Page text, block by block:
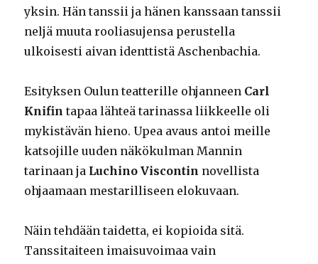
yksin. Hän tanssii ja hänen kanssaan tanssii
neljä muuta rooliasujensa perustella
ulkoisesti aivan identtistä Aschenbachia.
Esityksen Oulun teatterille ohjanneen Carl
Knifin tapaa lähteä tarinassa liikkeelle oli
mykistävän hieno. Upea avaus antoi meille
katsojille uuden näkökulman Mannin
tarinaan ja Luchino Viscontin novellista
ohjaamaan mestarilliseen elokuvaan.
Näin tehdään taidetta, ei kopioida sitä.
Tanssitaiteen imaisuvoimaa vain